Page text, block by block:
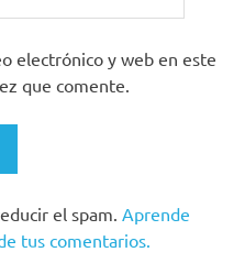
electrónico y web en este
que comente.
el spam. Aprende
tus comentarios.